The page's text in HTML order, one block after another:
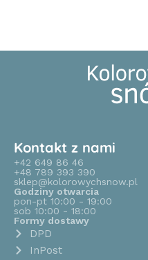
Kontakt z nami
+42 649 86 46
+48 789 393 390
sklep@kolorowychsnow.pl
Godziny otwarcia
pon-pt 10:00 - 19:00
sob 10:00 - 18:00
Formy dostawy
DPD
InPost